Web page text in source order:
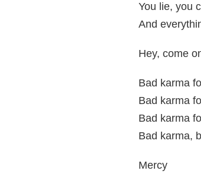
You lie, you
And
Hey, come
Bad karma
Bad karma
Bad karma
Bad karma,
Mercy